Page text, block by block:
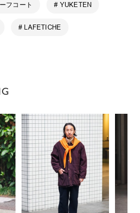
フコート # YUKETEN
# LAFETICHE